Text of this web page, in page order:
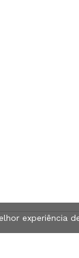
experiência